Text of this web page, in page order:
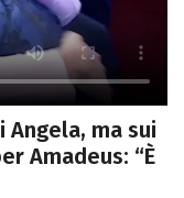
ma sui
Amadeus: “È